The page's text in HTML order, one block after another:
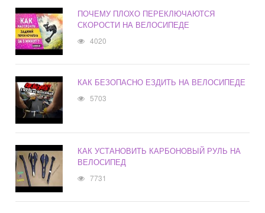
ПОЧЕМУ ПЛОХО ПЕРЕКЛЮЧАЮТСЯ
СКОРОСТИ НА ВЕЛОСИПЕДЕ
4020
КАК БЕЗОПАСНО ЕЗДИТЬ НА ВЕЛОСИПЕДЕ
5703
КАК УСТАНОВИТЬ КАРБОНОВЫЙ РУЛЬ НА
ВЕЛОСИПЕД
7731